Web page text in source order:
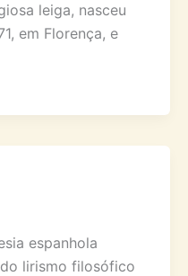
leiga, nasceu
em Florença, e
espanhola
lirismo filosófico